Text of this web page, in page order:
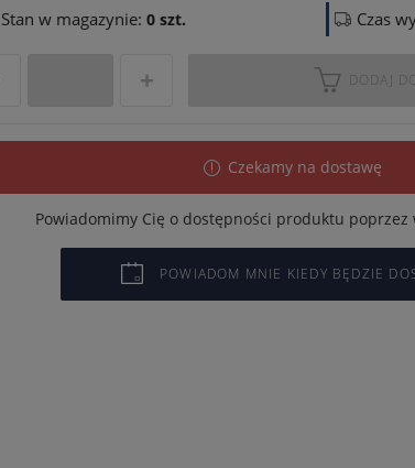
Stan w magazynie: 0 szt. Czas
DODAJ
Czekamy na dostawę
Powiadomimy Cię o dostępności produktu poprzez
POWIADOM MNIE KIEDY BĘDZIE